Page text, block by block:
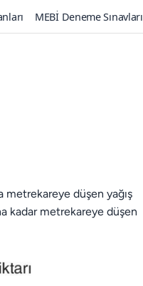
MEBİ Deneme Sınavları
metrekareye düşen yağış
kadar metrekareye düşen